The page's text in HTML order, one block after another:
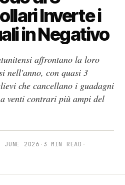
Inverte i
in Negativo
affrontano la loro
nell'anno, con quasi 3
che cancellano i guadagni
venti contrari più ampi del
JUNE 2026 · 3 MIN READ ·